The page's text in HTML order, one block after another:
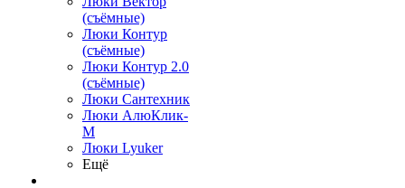
(съёмные)
Люки Контур
(съёмные)
Люки Контур 2.0
(съёмные)
Люки Сантехник
Люки АлюКлик-
М
Люки Lyuker
Ещё